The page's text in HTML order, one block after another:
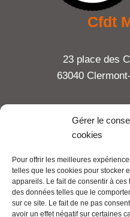
Gérer le
cookies
Pour offrir les meilleures
telles que les cookies pour stocker
appareils. Le fait de consentir à
des données telles que le
sur ce site. Le fait de ne pas
avoir un effet négatif sur certaines
Cfdt
23 place des
63040
Tel : 06
Pour